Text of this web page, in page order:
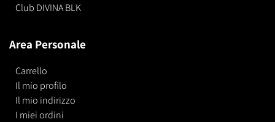
Club DIVINA BLK
Area Personale
Carrello
Il mio profilo
Il mio indirizzo
I miei ordini